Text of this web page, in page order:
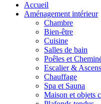
Accueil
Aménagement intérieur
Chambre
Bien-être
Cuisine
Salles de bain
Poêles et
Escalier &
Chauffage
Spa et Sauna
Maison et objets